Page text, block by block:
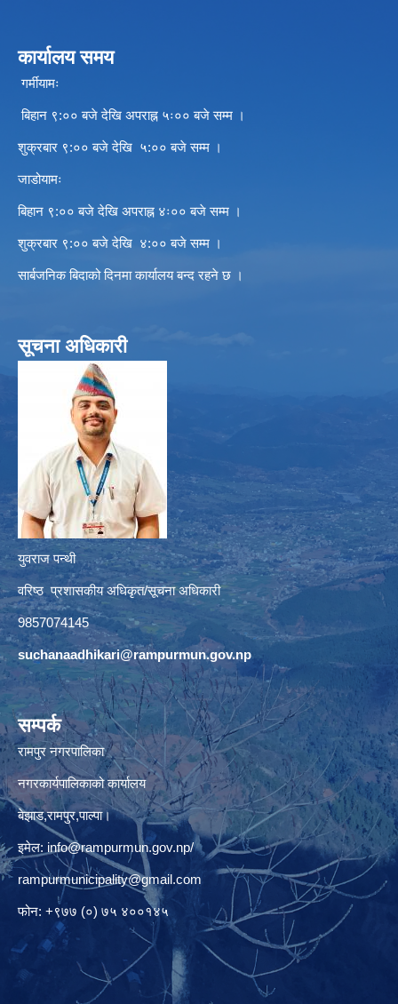
कार्यालय समय
गर्मीयामः
बिहान ९:०० बजे देखि अपराह्न ५ः०० बजे सम्म ।
शुक्रबार ९:०० बजे देखि ५:०० बजे सम्म ।
जाडोयामः
बिहान ९:०० बजे देखि अपराह्न ४ः०० बजे सम्म ।
शुक्रबार ९:०० बजे देखि ४:०० बजे सम्म ।
सार्बजनिक बिदाको दिनमा कार्यालय बन्द रहने छ ।
सूचना अधिकारी
युवराज पन्थी
वरिष्ठ प्रशासकीय अधिकृत/सूचना अधिकारी
9857074145
suchanaadhikari@rampurmun.gov.np
सम्पर्क
रामपुर नगरपालिका
नगरकार्यपालिकाको कार्यालय
बेझाड,रामपुर,पाल्पा।
इमेल: info@rampurmun.gov.np/
rampurmunicipality@gmail.com
फोन: +९७७ (०) ७५ ४००१४५